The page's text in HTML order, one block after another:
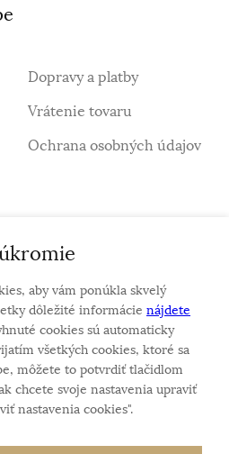
Dopravy a platby
Vrátenie tovaru
Ochrana osobných údajov
O nás
sa na predaj hodiniek
web stránky.
aby vám ponúkla skvelý
dôležité informácie nájdete
cookies sú automaticky
všetkých cookies, ktoré sa
môžete to potvrdiť tlačidlom
chcete svoje nastavenia upraviť
nastavenia cookies".